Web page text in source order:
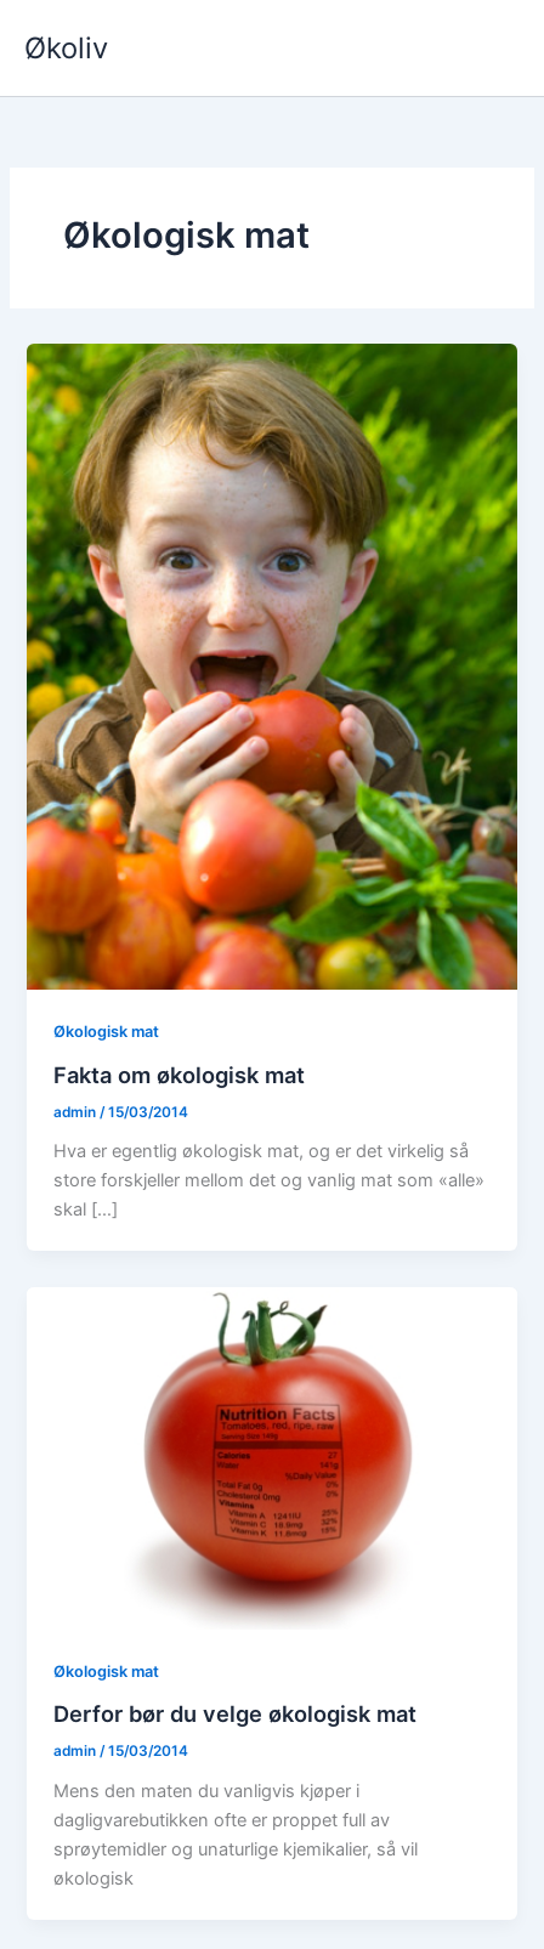
rett
innholdet
Økoliv
Økologisk mat
Økologisk mat
Fakta om økologisk mat
admin /15/03/2014
Hva er egentlig økologisk mat, og er det virkelig så
store forskjeller mellom det og vanlig mat som «alle»
skal […]
Økologisk mat
Derfor bør du velge økologisk mat
admin/15/03/2014
Mens den maten du vanligvis kjøper i
dagligvarebutikken ofte er proppet full av
sprøytemidler og unaturlige kjemikalier, så vil
økologisk